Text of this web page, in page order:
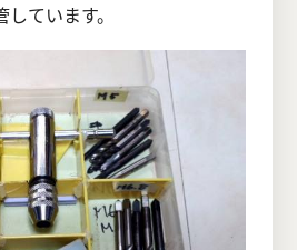
ています。